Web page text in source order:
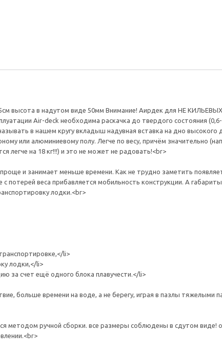
высота в надутом виде 50мм Внимание! Аирдек для НЕ
Air-deck необходима раскачка до твердого состояния
в нашем кругу вкладыш надувная вставка на дно
или алюминиевому полу. Легче по весу, причём значительно
легче на 18 кг!!!) и это не может не радовать!<br>
и занимает меньше времени. Как не трудно заметить
потерей веса прибавляется мобильность конструкции. А
лодки.<br>
li>
лодки,</li>
за счет ещё одного блока плавучести.</li>
больше времени на воде, а не берегу, играя в пазлы тяжелыми
методом ручной сборки. все размеры соблюдены в сдутом виде!